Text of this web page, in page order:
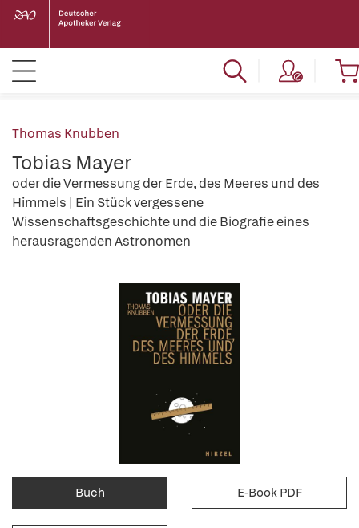
Thomas Knubben
Tobias Mayer
oder die Vermessung der Erde, des Meeres und des
Himmels | Ein Stück vergessene
Wissenschaftsgeschichte und die Biografie eines
herausragenden Astronomen
Buch E-Book PDF